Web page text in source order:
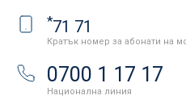
*71 71
Кратък номер за абонати на
0700 1 17 17
Национална линия